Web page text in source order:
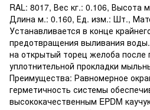
RAL: 8017, Вес кг.: 0.106, Высота
Длина м.: 0.160, Ед. изм.: Шт.,
Устанавливается в конце
предотвращения выливания
на открытый торец желоба после
уплотнительной прокладки
Преимущества: Равномерное
герметичность системы
высококачественным EPDM